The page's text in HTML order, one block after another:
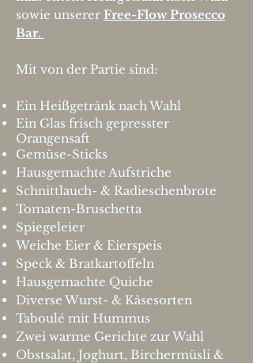
sowie unserer Free-Flow Prosecco
Bar.
Mit von der Partie sind:
Ein Heißgetränk nach Wahl
Ein Glas frisch gepresster
Orangensaft
Gemüse-Sticks
Hausgemachte Aufstriche
Schnittlauch- & Radieschenbrote
Tomaten-Bruschetta
Spiegeleier
Weiche Eier & Eierspeis
Speck & Bratkartoffeln
Hausgemachte Quiche
Diverse Wurst- & Käsesorten
Taboulé mit Hummus
Zwei warme Gerichte zur Wahl
Obstsalat, Joghurt, Birchermüsli &